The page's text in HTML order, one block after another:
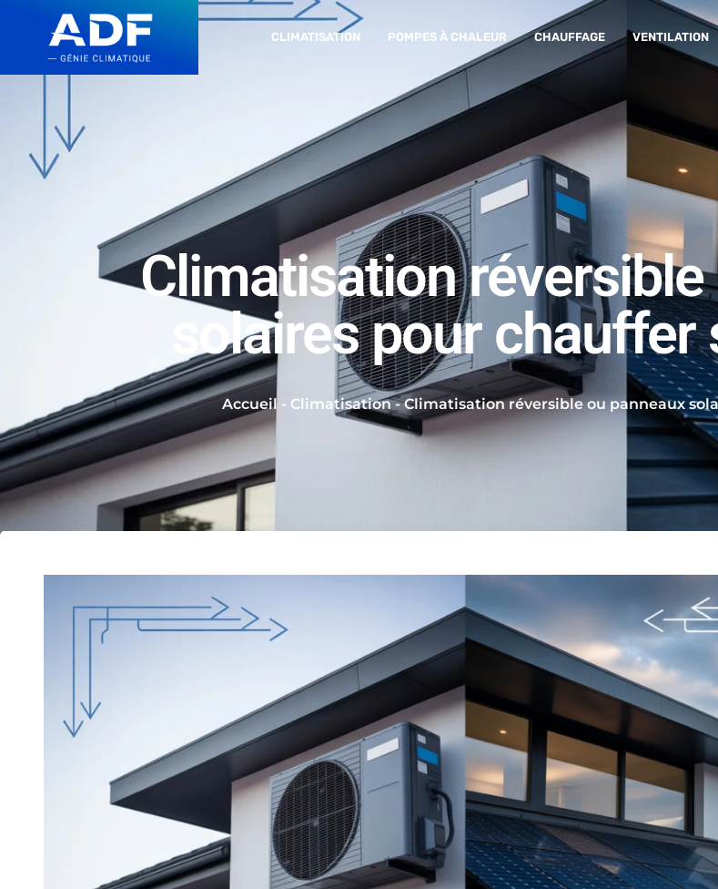
CLIMATISATION POMPES À CHALEUR CHAUFFAGE VENTILATION
Climatisation
solaires pour
Accueil - Climatisation-Climatisation réversible ou panneaux